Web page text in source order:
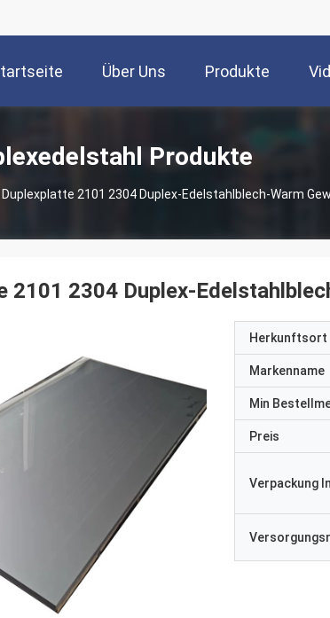
Über Uns Produkte
Produkte
Duplexplatte 2101 2304 Duplex-Edelstahlblech-Warm
2101 2304 Duplex-
Herkunftsort
Markenname
Min
Preis
Verpackung